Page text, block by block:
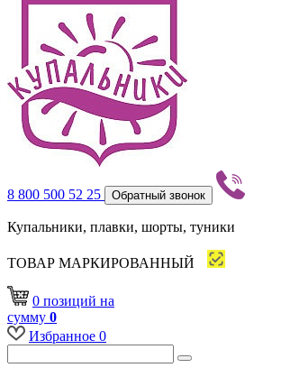
8 800 500 52 25 Обратный звонок
Купальники, плавки, шорты, туники
ТОВАР МАРКИРОВАННЫЙ
0 позиций на
сумму 0
Избранное 0